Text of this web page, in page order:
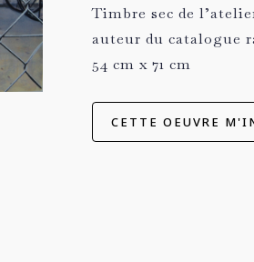
Timbre sec de
auteur du catalogue
54 cm x 71 cm
CETTE OEUVRE